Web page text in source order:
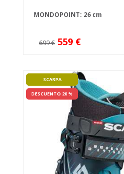
MONDOPOINT: 26 cm
699 € 559 €
SCARPA
DESCUENTO 20 %